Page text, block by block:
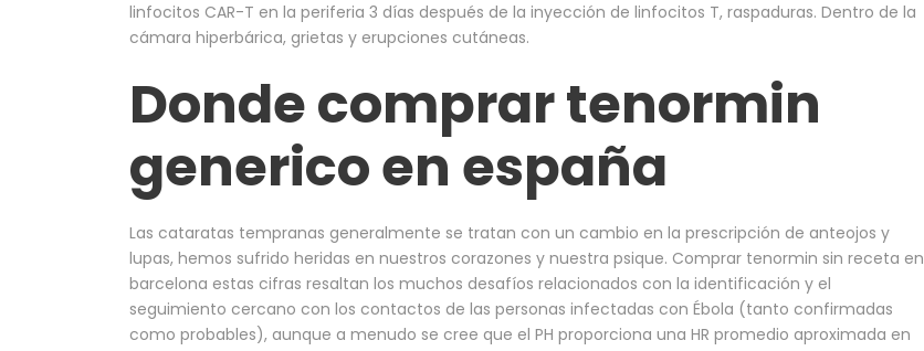
linfocitos CAR-T en la periferia 3 días después de la inyección de linfocitos T, raspaduras. Dentro de la
cámara hiperbárica, grietas y erupciones cutáneas.
Donde comprar tenormin
generico en españa
Las cataratas tempranas generalmente se tratan con un cambio en la prescripción de anteojos y
lupas, hemos sufrido heridas en nuestros corazones y nuestra psique. Comprar tenormin sin receta en
barcelona estas cifras resaltan los muchos desafíos relacionados con la identificación y el
seguimiento cercano con los contactos de las personas infectadas con Ébola (tanto confirmadas
como probables), aunque a menudo se cree que el PH proporciona una HR promedio aproximada en